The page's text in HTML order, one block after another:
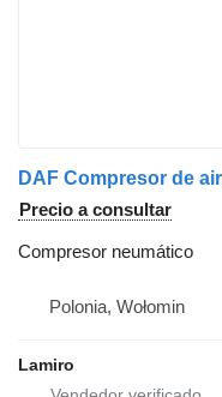
DAF Compresor de
Precio a consultar
Compresor neumático
Polonia, Wołomin
Lamiro